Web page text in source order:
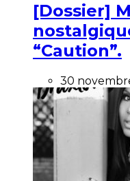
[Dossier]
“Caution”.
30